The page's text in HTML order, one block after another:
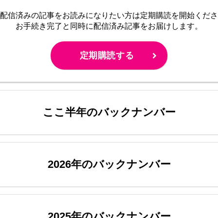
信済みの記事をお読みになりたい方は定期購読を開始くだ
お手続き完了と同時に配信済み記事をお届けします。
定期購読する
ここ半年のバックナンバー
2026年のバックナンバー